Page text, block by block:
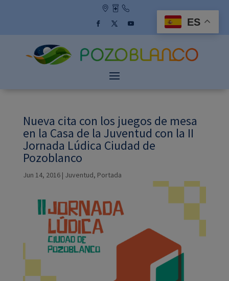
Nueva cita con los juegos de mesa
en la Casa de la Juventud con la II
Jornada Lúdica Ciudad de
Pozoblanco
Jun 14, 2016| Juventud, Portada
ES